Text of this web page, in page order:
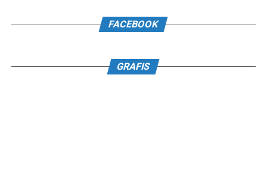
FACEBOOK
GRAFIS